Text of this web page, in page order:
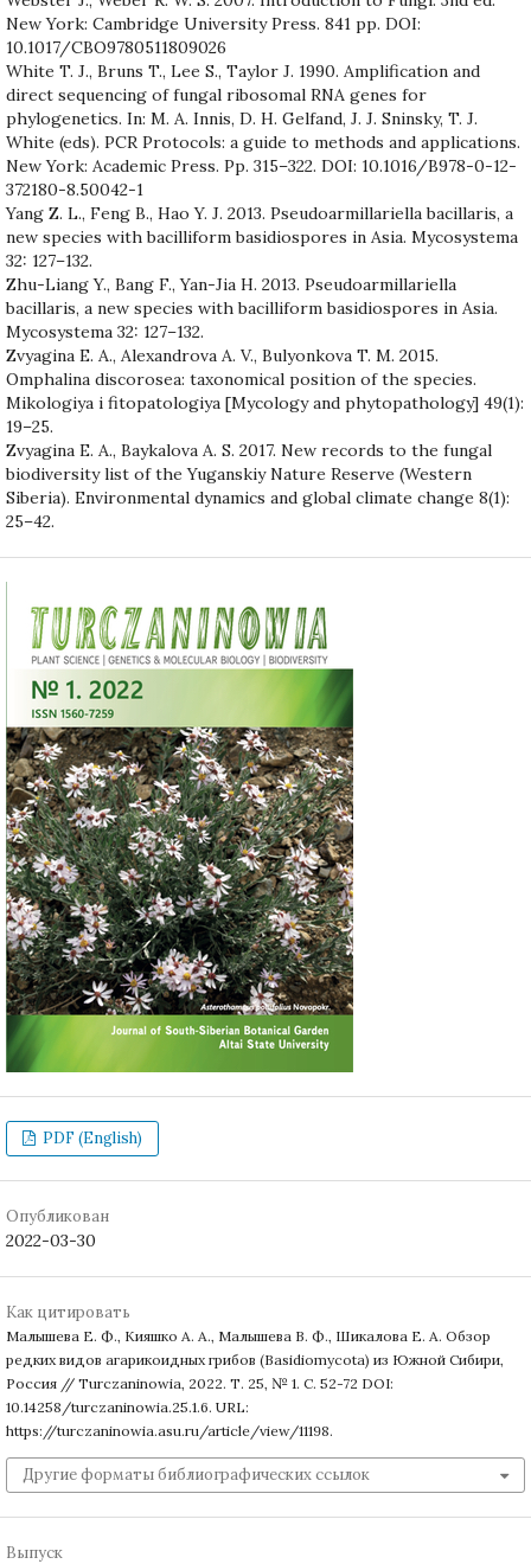
New York: Cambridge University Press. 841 pp. DOI:
10.1017/CBO9780511809026
White T. J., Bruns T., Lee S., Taylor J. 1990. Amplification and
direct sequencing of fungal ribosomal RNA genes for
phylogenetics. In: M. A. Innis, D. H. Gelfand, J. J. Sninsky, T. J.
White (eds). PCR Protocols: a guide to methods and applications.
New York: Academic Press. Pp. 315–322. DOI: 10.1016/B978-0-12-
372180-8.50042-1
Yang Z. L., Feng B., Hao Y. J. 2013. Pseudoarmillariella bacillaris, a
new species with bacilliform basidiospores in Asia. Mycosystema
32: 127–132.
Zhu-Liang Y., Bang F., Yan-Jia H. 2013. Pseudoarmillariella
bacillaris, a new species with bacilliform basidiospores in Asia.
Mycosystema 32: 127–132.
Zvyagina E. A., Alexandrova A. V., Bulyonkova T. M. 2015.
Omphalina discorosea: taxonomical position of the species.
Mikologiya i fitopatologiya [Mycology and phytopathology] 49(1):
19–25.
Zvyagina E. A., Baykalova A. S. 2017. New records to the fungal
biodiversity list of the Yuganskiy Nature Reserve (Western
Siberia). Environmental dynamics and global climate change 8(1):
25–42.
PDF (English)
Опубликован
2022-03-30
Как цитировать
Малышева Е. Ф., Кияшко А. А., Малышева В. Ф., Шикалова Е. А. Обзор
редких видов агарикоидных грибов (Basidiomycota) из Южной Сибири,
Россия // Turczaninowia, 2022. Т. 25, № 1. С. 52-72 DOI:
10.14258/turczaninowia.25.1.6. URL:
https://turczaninowia.asu.ru/article/view/11198.
Другие форматы библиографических ссылок
Выпуск